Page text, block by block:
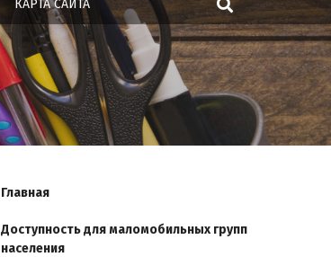
КАРТА САЙТА
Главная
Доступность для маломобильных групп
населения